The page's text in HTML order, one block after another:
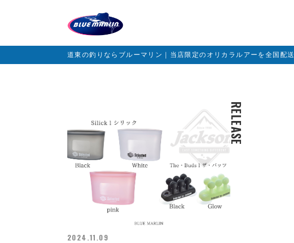
道東の釣りならブルーマリン｜当店限定のオリカラルアーを全国配送
RELEASE
2024.11.09